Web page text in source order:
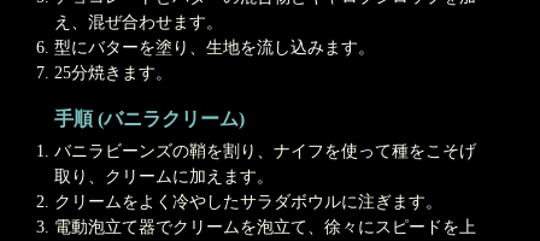
え、混ぜ合わせます。
型にバターを塗り、生地を流し込みます。
25分焼きます。
手順 (バニラクリーム)
バニラビーンズの鞘を割り、ナイフを使って種をこそげ
取り、クリームに加えます。
クリームをよく冷やしたサラダボウルに注ぎます。
電動泡立て器でクリームを泡立て、徐々にスピードを上